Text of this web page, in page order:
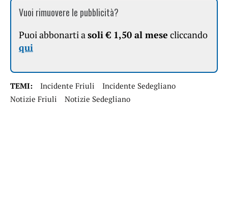
Vuoi rimuovere le pubblicità?
Puoi abbonarti asoli € 1,50 al mese cliccando
qui
TEMI: Incidente Friuli
Incidente Sedegliano
Notizie Friuli
Notizie Sedegliano